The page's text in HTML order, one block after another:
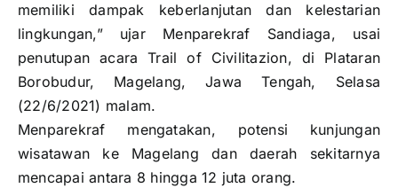
memiliki dampak keberlanjutan dan kelestarian
lingkungan,” ujar Menparekraf Sandiaga, usai
penutupan acara Trail of Civilitazion, di Plataran
Borobudur, Magelang, Jawa Tengah, Selasa
(22/6/2021) malam.
Menparekraf mengatakan, potensi kunjungan
wisatawan ke Magelang dan daerah sekitarnya
mencapai antara 8 hingga 12 juta orang.